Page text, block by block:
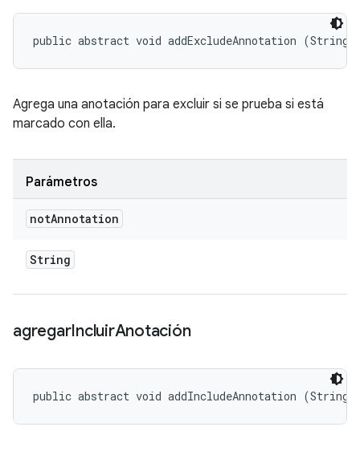
public abstract void addExcludeAnnotation (String
Agrega una anotación para excluir si se prueba si está
marcado con ella.
Parámetros
notAnnotation
String
agregarIncluirAnotación
public abstract void addIncludeAnnotation (String